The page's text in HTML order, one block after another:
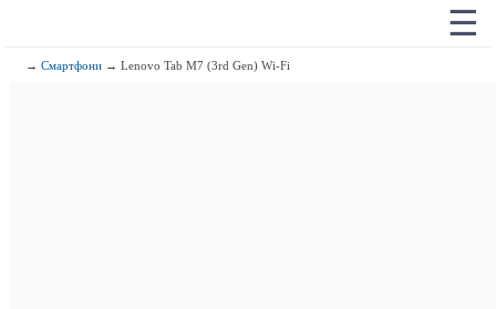
☰
→Смартфони → Lenovo Tab M7 (3rd Gen) Wi-Fi